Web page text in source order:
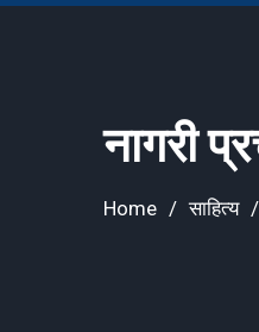
नागरी
Home साहित्य